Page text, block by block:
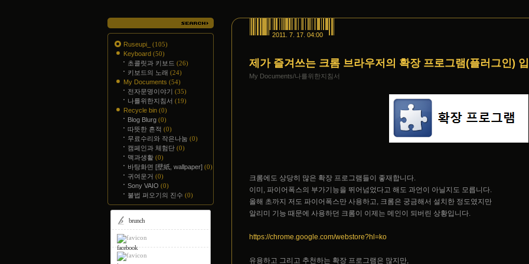
2011. 7. 17. 04:00
제가 즐겨쓰는 크롬 브라우저의 확장 프로그램(플러그인)
My Documents/나를위한지침서
크롬에도 상당히 많은 확장 프로그램들이 좋재합니다.
이미, 파이어폭스의 부가기능을 뛰어넘었다고 해도 과언이 아닐지도 모릅니다.
올해 초까지 저도 파이어폭스만 사용하고, 크롬은 궁금해서 설치한 정도였지만
알리미 기능 때문에 사용하던 크롬이 이제는 메인이 되버린 상황입니다.
https://chrome.google.com/webstore?hl=ko
유용하고 그리고 추천하는 확장 프로그램은 많지만,
Ruseupi_ (105)
Keyboard (50)
초콜릿과 키보드 (26)
키보드의 노래 (24)
My Documents (54)
전자문명이야기 (35)
나를위한지침서 (19)
Recycle bin (0)
Blog Blurg (0)
따뜻한 흔적 (0)
무료수리와 작은나눔 (0)
캠페인과 체험단 (0)
맥과생활 (0)
바탕화면 [壁紙, wallpaper] (0)
귀여운거 (0)
Sony VAIO (0)
불법 퍼오기의 진수 (0)
brunch
facebook